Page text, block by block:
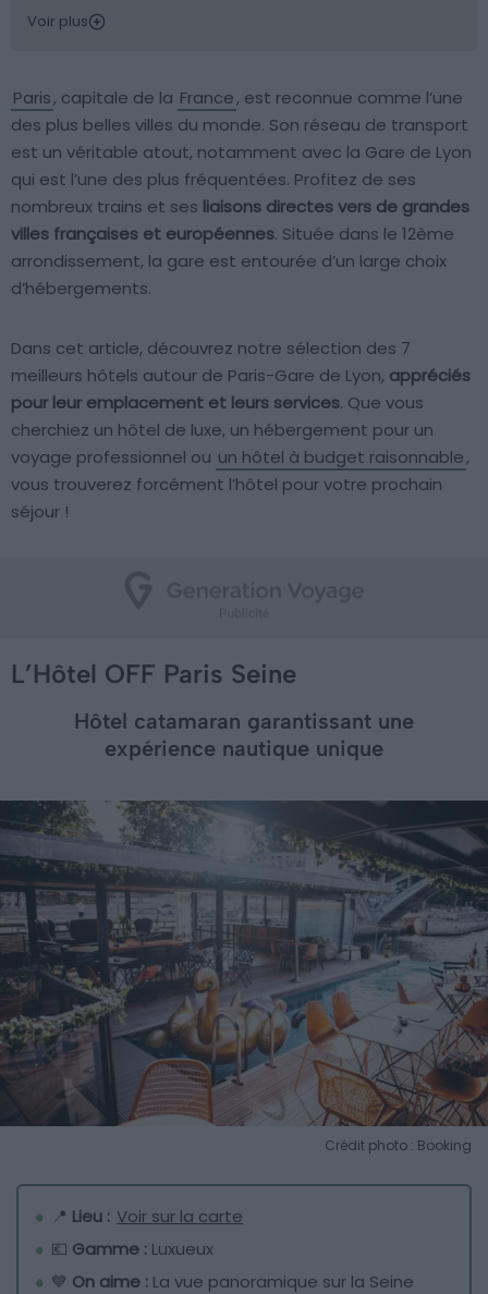
Voir plus
Paris, capitale de la France, est reconnue comme l’une
des plus belles villes du monde. Son réseau de transport
est un véritable atout, notamment avec la Gare de Lyon
qui est l’une des plus fréquentées. Profitez de ses
nombreux trains et ses liaisons directes vers de grandes
villes françaises et européennes. Située dans le 12ème
arrondissement, la gare est entourée d’un large choix
d’hébergements.
Dans cet article, découvrez notre sélection des 7
meilleurs hôtels autour de Paris-Gare de Lyon, appréciés
pour leur emplacement et leurs services. Que vous
cherchiez un hôtel de luxe, un hébergement pour un
voyage professionnel ou un hôtel à budget raisonnable,
vous trouverez forcément l’hôtel pour votre prochain
séjour !
L’Hôtel OFF Paris Seine
Hôtel catamaran garantissant une
expérience nautique unique
Crédit photo : Booking
📍 Lieu : Voir sur la carte
💶 Gamme : Luxueux
💙 On aime : La vue panoramique sur la Seine